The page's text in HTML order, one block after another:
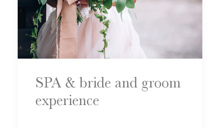
SPA & bride and groom
experience